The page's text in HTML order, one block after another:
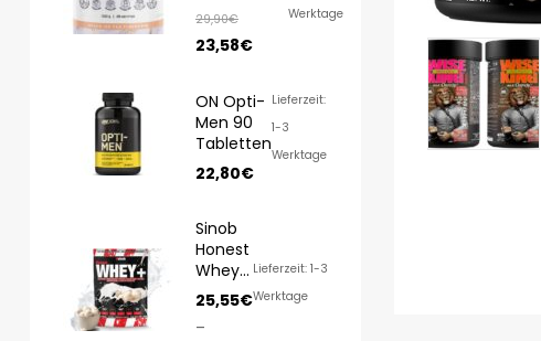
350g
29,90€
23,58€
Werktage
ON Opti-
Men 90
Tabletten
22,80€
Lieferzeit:
1-3
Werktage
Sinob
Honest
Whey
1000g/
820g
25,55€
–
Lieferzeit: 1-3
Werktage